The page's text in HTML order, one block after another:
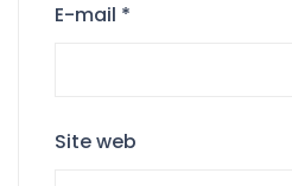
E-mail *
Site web